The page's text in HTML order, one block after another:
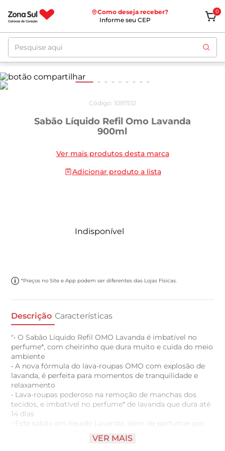
Como deseja receber?
Informe seu CEP
0
Pesquise aqui
Código: 1097512
Sabão Líquido Refil Omo Lavanda
900ml
Ver mais produtos desta marca
Adicionar produto a lista
Indisponível
*Preços no Site e App podem ser diferentes das Lojas Físicas.
Descrição Características
"• O Sabão Líquido Refil OMO Lavanda é imbatível no
perfume*, com cheirinho que dura muito e cuida do meio
ambiente
• A nova fórmula do lava-roupas OMO com explosão de
lavanda, é perfeita para momentos de tranquilidade e
relaxamento
• Lava-roupas poderoso na remoção de manchas dos
tecidos, e imbatível no perfume* de lavanda que dura até
14 dias
• Este sabão em líquido Lavanda, além de perfumar por
muito tempo, cuida também das suas roupas durante as
lavagens, sem deixar resíduos. Desenvolvido para utilizar
VER MAIS